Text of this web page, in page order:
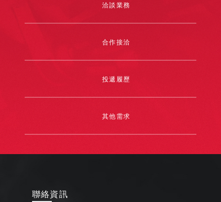
洽談業務
合作接洽
投遞履歷
其他需求
聯絡資訊